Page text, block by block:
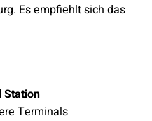
Es empfiehlt sich das
Station
Terminals